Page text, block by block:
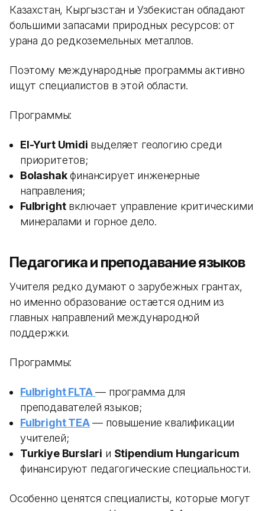
Казахстан, Кыргызстан и Узбекистан обладают
большими запасами природных ресурсов: от
урана до редкоземельных металлов.
Поэтому международные программы активно
ищут специалистов в этой области.
Программы:
El-Yurt Umidi выделяет геологию среди
приоритетов;
Bolashakфинансирует инженерные
направления;
Fulbrightвключает управление критическими
минералами и горное дело.
Педагогика и преподавание языков
Учителя редко думают о зарубежных грантах,
но именно образование остается одним из
главных направлений международной
поддержки.
Программы:
Fulbright FLTA — программа для
преподавателей языков;
Fulbright TEA— повышение квалификации
учителей;
Turkiye Burslari и Stipendium Hungaricum
финансируют педагогические специальности.
Особенно ценятся специалисты, которые могут